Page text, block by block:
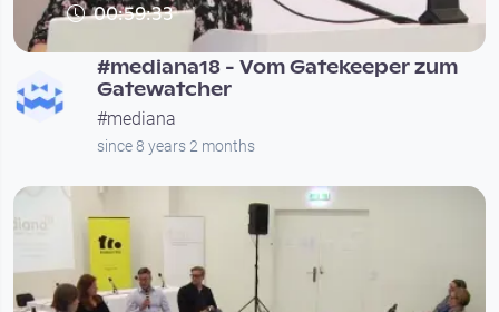
00:59:33
#mediana18 - Vom Gatekeeper zum
Gatewatcher
#mediana
since 8 years 2 months